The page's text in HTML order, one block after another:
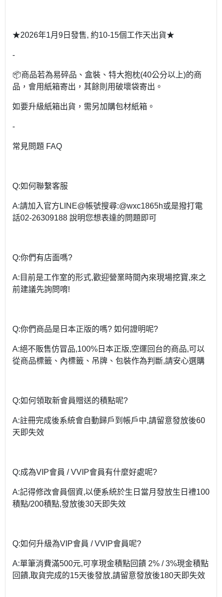
★2026年1月9日發售, 約10-15個工作天出貨★
-
📦商品若為易碎品、盒裝、特大抱枕(40公分以上)的商
品，會用紙箱寄出，其餘則用破壞袋寄出。
如要升級紙箱出貨，需另加購包材紙箱。
-
常見問題 FAQ
Q:如何聯繫客服
A:請加入官方LINE@帳號搜尋:@wxc1865h或是撥打電
話02-26309188 說明您想表達的問題即可
Q:你們有店面嗎?
A:目前是工作室的形式,歡迎營業時間內來現場挖寶,來之
前建議先詢問唷!
Q:你們商品是日本正版的嗎? 如何證明呢?
A:絕不販售仿冒品,100%日本正版,空運回台的商品,可以
從商品標籤、內標籤、吊牌、包裝作為判斷,請安心選購
Q:如何領取新會員贈送的積點呢?
A:註冊完成後系統會自動歸戶到帳戶中,請留意發放後60
天即失效
Q:成為VIP會員 / VVIP會員有什麼好處呢?
A:記得修改會員個資,以便系統於生日當月發放生日禮100
積點/200積點,發放後30天即失效
Q:如何升級為VIP會員 / VVIP會員呢?
A:單筆消費滿500元,可享現金積點回饋 2% / 3%現金積點
回饋,取貨完成的15天後發放,請留意發放後180天即失效